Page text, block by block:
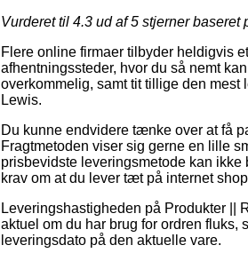
Vurderet til 4.3 ud af 5 stjerner baseret
Flere online firmaer tilbyder heldigvis
afhentningssteder, hvor du så nemt
overkommelig, samt tit tillige den
Lewis.
Du kunne endvidere tænke over at få
Fragtmetoden viser sig gerne en lille
prisbevidste leveringsmetode kan
krav om at du lever tæt på internet
Leveringshastigheden på Produkter
aktuel om du har brug for ordren fluks,
leveringsdato på den aktuelle vare.